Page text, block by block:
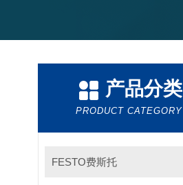
产品分类
PRODUCT CATEGORY
FESTO费斯托